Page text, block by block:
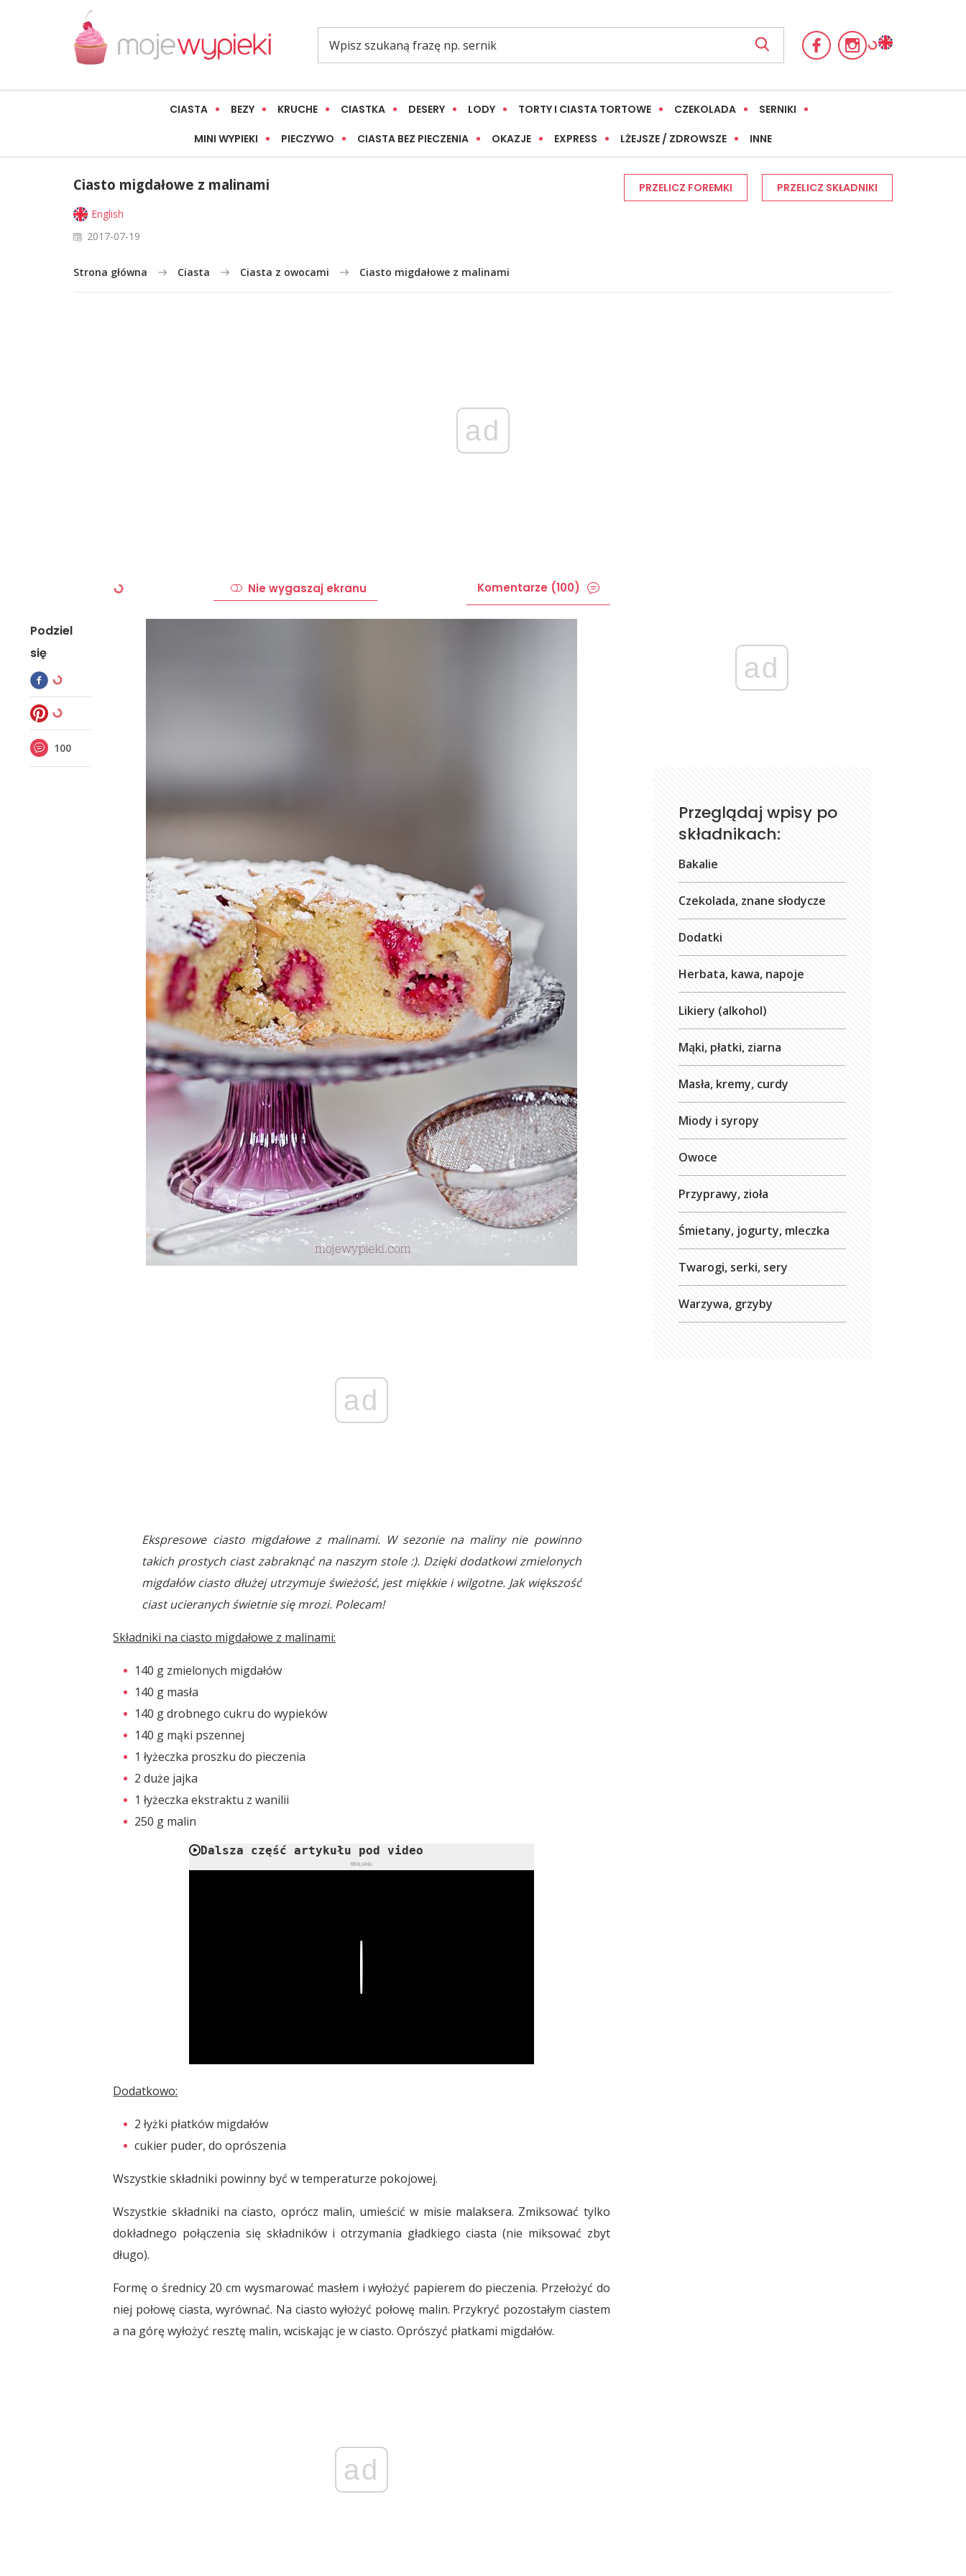
CIASTA BEZY KRUCHE CIASTKA DESERY LODY TORTY I CIASTA TORTOWE CZEKOLADA SERNIKI
MINI WYPIEKI PIECZYWO CIASTA BEZ PIECZENIA OKAZJE EXPRESS LŻEJSZE / ZDROWSZE INNE
Ciasto migdałowe z malinami
English
2017-07-19
PRZELICZ FOREMKI PRZELICZ SKŁADNIKI
Strona główna Ciasta Ciasta z owocami Ciasto migdałowe z malinami
ad
Podziel
się
100
Nie wygaszaj ekranu Komentarze (100)
ad
Ekspresowe ciasto migdałowe z malinami. W sezonie na maliny nie powinno
takich prostych ciast zabraknąć na naszym stole :). Dzięki dodatkowi zmielonych
migdałów ciasto dłużej utrzymuje świeżość, jest miękkie i wilgotne. Jak większość
ciast ucieranych świetnie się mrozi. Polecam!
Składniki na ciasto migdałowe z malinami:
140 g zmielonych migdałów
140 g masła
140 g drobnego cukru do wypieków
140 g mąki pszennej
1 łyżeczka proszku do pieczenia
2 duże jajka
1 łyżeczka ekstraktu z wanilii
250 g malin
Dalsza część artykułu pod video
REKLAMA
Dodatkowo:
2 łyżki płatków migdałów
cukier puder, do oprószenia
Wszystkie składniki powinny być w temperaturze pokojowej.
Wszystkie składniki na ciasto, oprócz malin, umieścić w misie malaksera. Zmiksować tylko
dokładnego połączenia się składników i otrzymania gładkiego ciasta (nie miksować zbyt
długo).
Formę o średnicy 20 cm wysmarować masłem i wyłożyć papierem do pieczenia. Przełożyć do
niej połowę ciasta, wyrównać. Na ciasto wyłożyć połowę malin. Przykryć pozostałym ciastem
a na górę wyłożyć resztę malin, wciskając je w ciasto. Oprószyć płatkami migdałów.
ad
ad
Przeglądaj wpisy po
składnikach:
Bakalie
Czekolada, znane słodycze
Dodatki
Herbata, kawa, napoje
Likiery (alkohol)
Mąki, płatki, ziarna
Masła, kremy, curdy
Miody i syropy
Owoce
Przyprawy, zioła
Śmietany, jogurty, mleczka
Twarogi, serki, sery
Warzywa, grzyby